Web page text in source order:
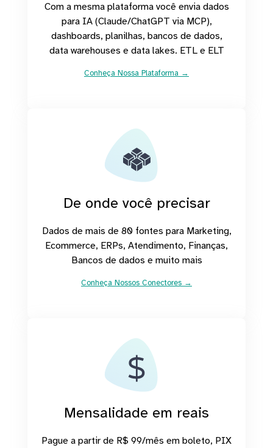
Com a mesma plataforma você envia dados
para IA (Claude/ChatGPT via MCP),
dashboards, planilhas, bancos de dados,
data warehouses e data lakes. ETL e ELT
Conheça Nossa Plataforma →
De onde você precisar
Dados de mais de 80 fontes para Marketing,
Ecommerce, ERPs, Atendimento, Finanças,
Bancos de dados e muito mais
Conheça Nossos Conectores →
Mensalidade em reais
Pague a partir de R$ 99/mês em boleto, PIX